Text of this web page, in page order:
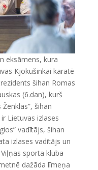
eksāmens, kura
Kjokušinkai karatē
šihan Romas
(6.dan), kurš
šihan
Lietuvas izlases
vadītājs, šihan
izlases vadītājs un
sporta kluba
dažāda līmeņa